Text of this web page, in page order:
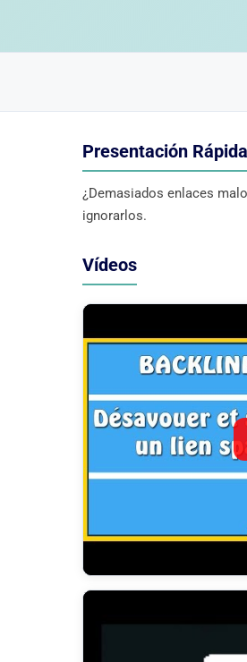
Presentación
¿Demasiados enlaces
ignorarlos.
Vídeos